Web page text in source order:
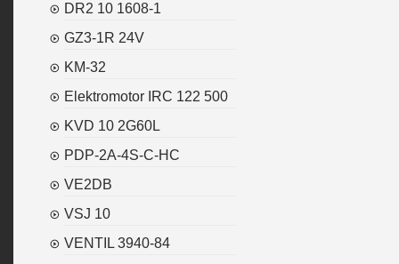
DR2 10 1608-1
GZ3-1R 24V
KM-32
Elektromotor IRC 122 500
KVD 10 2G60L
PDP-2A-4S-C-HC
VE2DB
VSJ 10
VENTIL 3940-84